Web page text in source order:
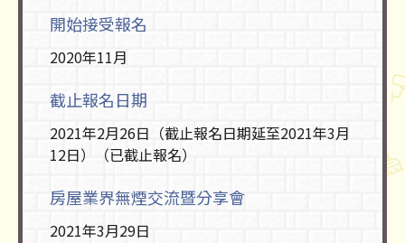
開始接受報名
2020年11月
截止報名日期
2021年2月26日（截止報名日期延至2021年3月
12日）（已截止報名）
房屋業界無煙交流暨分享會
2021年3月29日